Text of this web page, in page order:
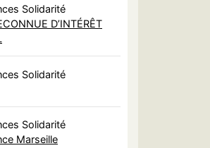
Solidarité
D’INTÉRÊT
Solidarité
Solidarité
Marseille